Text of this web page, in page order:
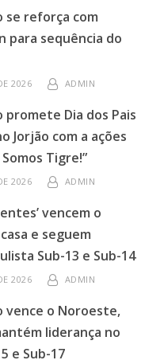
reforça com
para sequência do
2026 ADMIN
Dia dos Pais
Jorjão com a ações
Tigre!”
2026 ADMIN
vencem o
e seguem
Sub-13 e Sub-14
2026 ADMIN
vence o Noroeste,
liderança no
e Sub-17